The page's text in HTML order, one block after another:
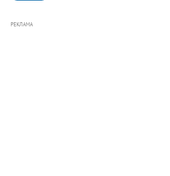
РЕКЛАМА